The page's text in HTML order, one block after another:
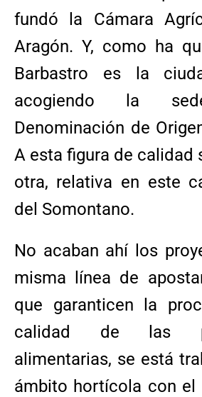
fundó la Cámara
Aragón. Y, como ha
Barbastro es la
acogiendo la
Denominación de
A esta figura de calidad
otra, relativa en este
del Somontano.
No acaban ahí los
misma línea de
que garanticen la
calidad de las
alimentarias, se está
ámbito hortícola con el